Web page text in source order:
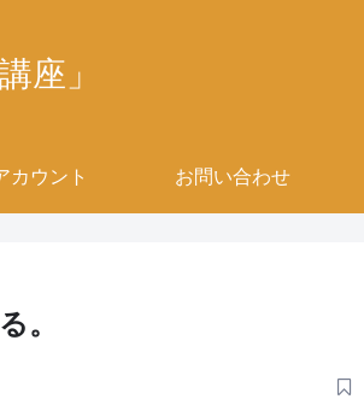
座」
カウント お問い合わせ
。